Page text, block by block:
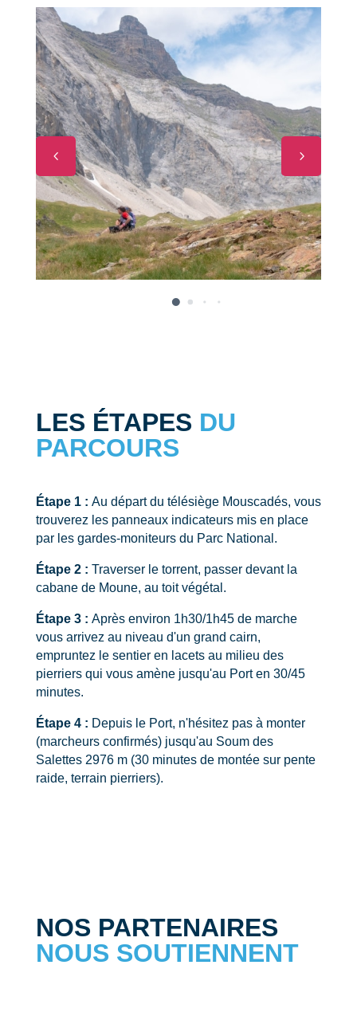
4 5
LES ÉTAPES DU
PARCOURS
Étape 1 : Au départ du télésiège Mouscadés, vous
trouverez les panneaux indicateurs mis en place
par les gardes-moniteurs du Parc National.
Étape 2 : Traverser le torrent, passer devant la
cabane de Moune, au toit végétal.
Étape 3 : Après environ 1h30/1h45 de marche
vous arrivez au niveau d'un grand cairn,
empruntez le sentier en lacets au milieu des
pierriers qui vous amène jusqu'au Port en 30/45
minutes.
Étape 4 : Depuis le Port, n'hésitez pas à monter
(marcheurs confirmés) jusqu'au Soum des
Salettes 2976 m (30 minutes de montée sur pente
raide, terrain pierriers).
NOS PARTENAIRES
NOUS SOUTIENNENT